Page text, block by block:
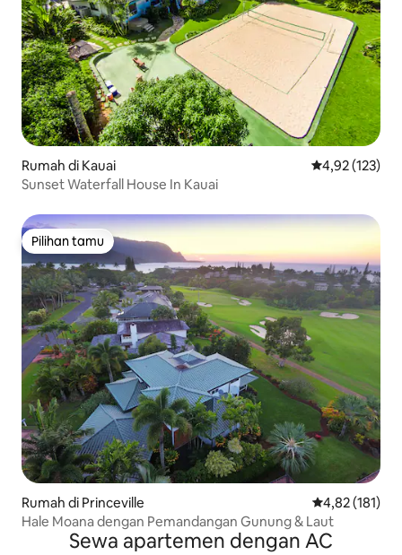
Rumah di Kauai Nilai rata-rata
4,92 (123)
Sunset Waterfall House In Kauai
Pilihan tamu
Pilihan tamu
Rumah di Princeville Nilai rata-rata
4,82 (181)
Hale Moana dengan Pemandangan Gunung & Laut
Sewa apartemen dengan AC